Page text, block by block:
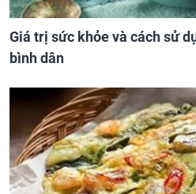
Giá trị sức khỏe và cách sử
bình dân